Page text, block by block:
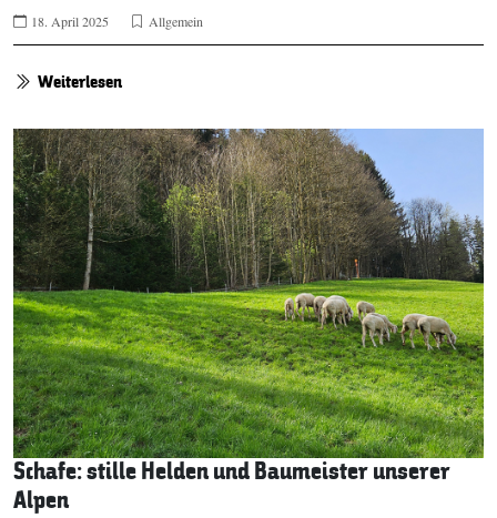
18. April 2025 Allgemein
Weiterlesen
Schafe: stille Helden und Baumeister unserer
Alpen